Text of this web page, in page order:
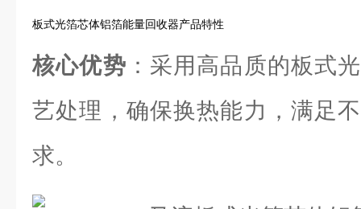
板式光箔芯体铝箔能量回收器产品特性
核心优势 ：采用高品质的板式
艺处理，确保换热能力，满足
求。